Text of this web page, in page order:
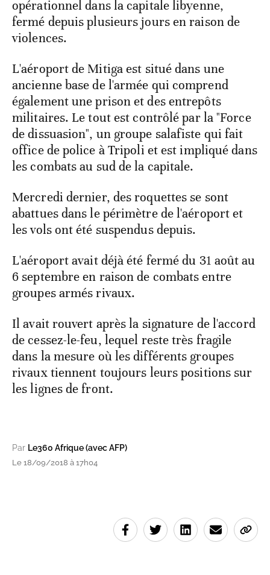
opérationnel dans la capitale libyenne,
fermé depuis plusieurs jours en raison de
violences.
L'aéroport de Mitiga est situé dans une
ancienne base de l'armée qui comprend
également une prison et des entrepôts
militaires. Le tout est contrôlé par la "Force
de dissuasion", un groupe salafiste qui fait
office de police à Tripoli et est impliqué dans
les combats au sud de la capitale.
Mercredi dernier, des roquettes se sont
abattues dans le périmètre de l'aéroport et
les vols ont été suspendus depuis.
L'aéroport avait déjà été fermé du 31 août au
6 septembre en raison de combats entre
groupes armés rivaux.
Il avait rouvert après la signature de l'accord
de cessez-le-feu, lequel reste très fragile
dans la mesure où les différents groupes
rivaux tiennent toujours leurs positions sur
les lignes de front.
Par Le360 Afrique (avec AFP)
Le 18/09/2018 à 17h04